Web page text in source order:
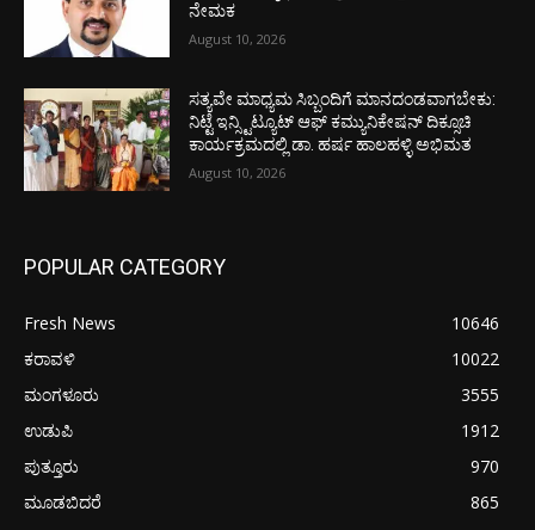
ನೇಮಕ
August 10, 2026
ಸತ್ಯವೇ ಮಾಧ್ಯಮ ಸಿಬ್ಬಂದಿಗೆ ಮಾನದಂಡವಾಗಬೇಕು:
ನಿಟ್ಟೆ ಇನ್ಸ್ಟಿಟ್ಯೂಟ್ ಆಫ್ ಕಮ್ಯುನಿಕೇಷನ್ ದಿಕ್ಸೂಚಿ
ಕಾರ್ಯಕ್ರಮದಲ್ಲಿ ಡಾ. ಹರ್ಷ ಹಾಲಹಳ್ಳಿ ಅಭಿಮತ
August 10, 2026
POPULAR CATEGORY
Fresh News
10646
ಕರಾವಳಿ
10022
ಮಂಗಳೂರು
3555
ಉಡುಪಿ
1912
ಪುತ್ತೂರು
970
ಮೂಡಬಿದರೆ
865